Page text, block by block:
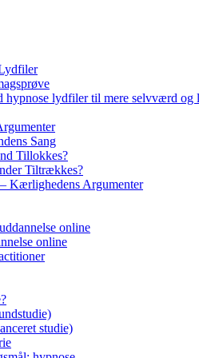
hypnose lydfiler til mere selvværd og
Sang
Tillokkes?
Tiltrækkes?
Kærlighedens Argumenter
online
online
studie)